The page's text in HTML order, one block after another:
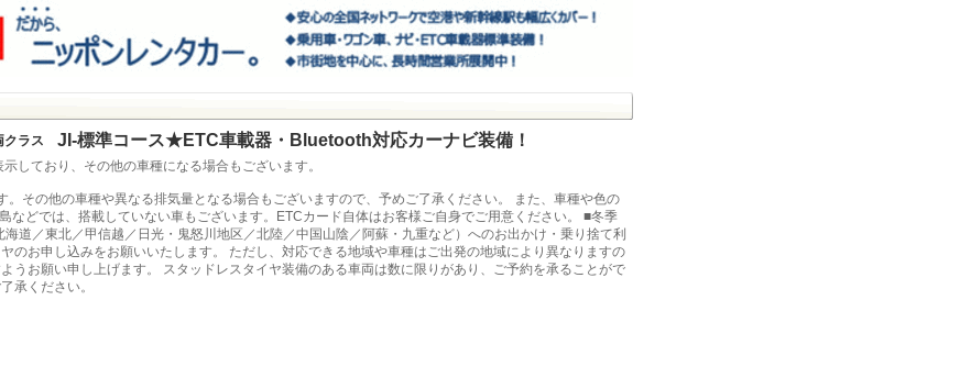
クラス JI-標準コース★ETC車載器・Bluetooth対応カーナビ装備！
しており、その他の車種になる場合もございます。
。その他の車種や異なる排気量となる場合もございますので、予めご了承ください。 また、車種や色の
などでは、搭載していない車もございます。ETCカード自体はお客様ご自身でご用意ください。 ■冬季
道／東北／甲信越／日光・鬼怒川地区／北陸／中国山陰／阿蘇・九重など）へのお出かけ・乗り捨て利
のお申し込みをお願いいたします。 ただし、対応できる地域や車種はご出発の地域により異なりますの
うお願い申し上げます。 スタッドレスタイヤ装備のある車両は数に限りがあり、ご予約を承ることがで
承ください。